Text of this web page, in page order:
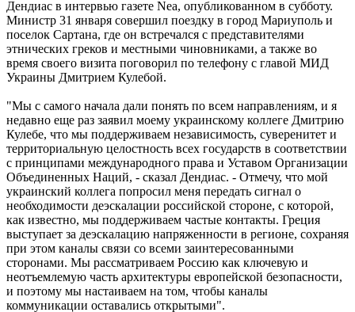
Дендиас в интервью газете Nea, опубликованном в субботу.
Министр 31 января совершил поездку в город Мариуполь и
поселок Сартана, где он встречался с представителями
этнических греков и местными чиновниками, а также во
время своего визита поговорил по телефону с главой МИД
Украины Дмитрием Кулебой.
"Мы с самого начала дали понять по всем направлениям, и я
недавно еще раз заявил моему украинскому коллеге Дмитрию
Кулебе, что мы поддерживаем независимость, суверенитет и
территориальную целостность всех государств в соответствии
с принципами международного права и Уставом Организации
Объединенных Наций, - сказал Дендиас. - Отмечу, что мой
украинский коллега попросил меня передать сигнал о
необходимости деэскалации российской стороне, с которой,
как известно, мы поддерживаем частые контакты. Греция
выступает за деэскалацию напряженности в регионе, сохраняя
при этом каналы связи со всеми заинтересованными
сторонами. Мы рассматриваем Россию как ключевую и
неотъемлемую часть архитектуры европейской безопасности,
и поэтому мы настаиваем на том, чтобы каналы
коммуникации оставались открытыми".